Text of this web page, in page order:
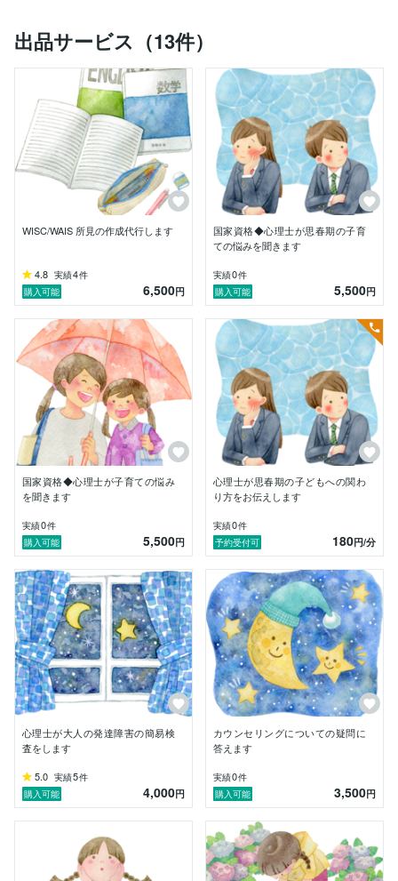
また、精神科医やクリニックの数も十分とはいえず、実
際に相談したいと思っても、初診枠が埋まっていてすぐ
に繋がれない状況が散見されます。
結果として初期対応が遅れ、症状が重症化したり、辛い
気持ちが深まった状況でお会いすることが少なくありま
せん。
もちろん、専門家に頼るにも その方のタイミングがあ
り、それは尊重されるべきものです。だからこそ、今繋
がりたいと思ったそのときに繋がることができない現状
は、なんとかならないものかと思っていました。
ココナラは、有識者を必要とするより多くの人に、より
であると考えています。
当オフィスのサービスが、ご利用者様の自己理解を深め
るヒントになれば幸いです。
小中学校でのスクールカウンセラー経験もありますの
で、学校の中の具体的な状況を想定しながらお子さんや
保護者の方の困り感を理解し、対応を考えるお手伝いが
できればと思っております。
出品サービス（13件）
WISC/WAIS 所見の作成代行します
4.8 実績4件
購入可能
6,500円
国家資格◆心理士が思春期の子育
ての悩みを聞きます
実績0件
購入可能
5,500円
国家資格◆心理士が子育ての悩み
を聞きます
実績0件
購入可能
5,500円
心理士が思春期の子どもへの関わ
り方をお伝えします
実績0件
予約受付可
180円/分
心理士が大人の発達障害の簡易検
査をします
5.0 実績5件
購入可能
4,000円
カウンセリングについての疑問に
答えます
実績0件
購入可能
3,500円